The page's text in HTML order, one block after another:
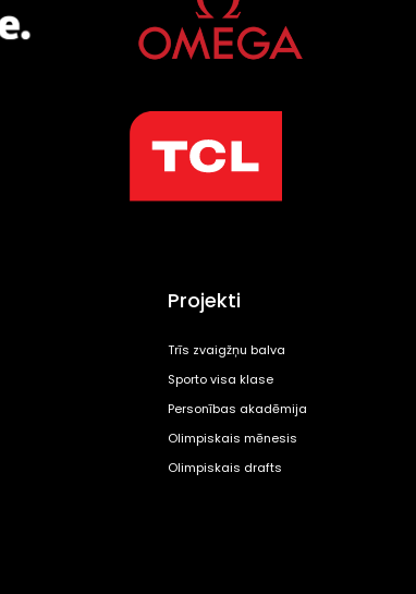
Projekti
Trīs zvaigžņu balva
Sporto visa klase
Personības akadēmija
Olimpiskais mēnesis
Olimpiskais drafts